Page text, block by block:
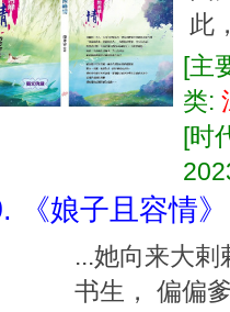
此
[主
类:
[时
《娘子且容情》
...她向来大剌
书生， 偏偏